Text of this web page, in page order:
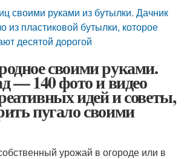
своими руками из бутылки. Дачник
из пластиковой бутылки, которое
десятой дорогой
своими руками.
— 140 фото и видео
идей и советы,
пугало своими
урожай в огороде или в